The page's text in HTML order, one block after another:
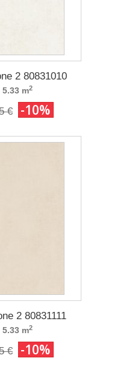
2 80831010
m2
€ -10%
2 80831111
m2
€ -10%